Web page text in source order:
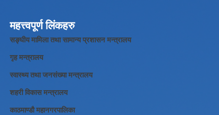
महत्त्वपूर्ण लिंकहरु
सङ्घीय मामिला तथा सामान्य प्रशासन मन्त्रालय
गृह मन्त्रालय
स्वास्थ्य तथा जनसंख्या मन्त्रालय
शहरी विकास मन्त्रालय
काठमाण्डौ महानगरपालिका